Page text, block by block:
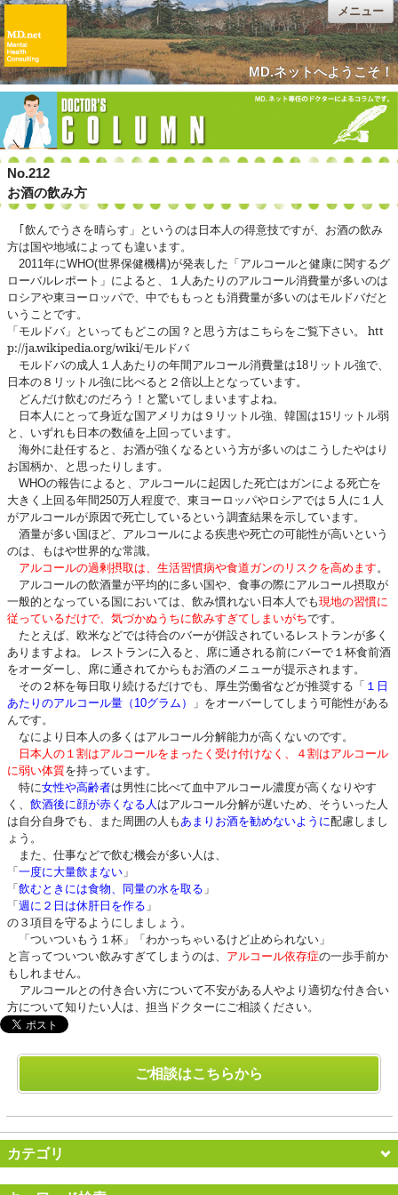
MD.ネットへようこそ！
メニュー
No.212
お酒の飲み方
｢飲んでうさを晴らす」というのは日本人の得意技ですが、お酒の飲み
方は国や地域によっても違います。
2011 年にWHO(世界保健機構)が発表した「アルコールと健康に関するグ
ローバルレポート」によると、１人あたりのアルコール消費量が多いのは
ロシアや東ヨーロッパで、中でももっとも消費量が多いのはモルドバだと
いうことです。
「モルドバ」といってもどこの国？と思う方はこちらをご覧下さい。 htt
p://ja.wikipedia.org/wiki/モルドバ
モルドバの成人１人あたりの年間アルコール消費量は18 リットル強で、
日本の８リットル強に比べると２倍以上となっています。
どんだけ飲むのだろう！と驚いてしまいますよね。
日本人にとって身近な国アメリカは９リットル強、韓国は15リットル弱
と、いずれも日本の数値を上回っています。
海外に赴任すると、お酒が強くなるという方が多いのはこうしたやはり
お国柄か、と思ったりします。
WHOの報告によると、アルコールに起因した死亡はガンによる死亡を
大きく上回る年間250万人程度で、東ヨーロッパやロシアでは５人に１人
がアルコールが原因で死亡しているという調査結果を示しています。
酒量が多い国ほど、アルコールによる疾患や死亡の可能性が高いという
のは、もはや世界的な常識。
アルコールの過剰摂取は、生活習慣病や食道ガンのリスクを高めます。
アルコールの飲酒量が平均的に多い国や、食事の際にアルコール摂取が
一般的となっている国においては、飲み慣れない日本人でも現地の習慣に
従っているだけで、気づかぬうちに飲みすぎてしまいがちです。
たとえば、欧米などでは待合のバーが併設されているレストランが多く
ありますよね。 レストランに入ると、席に通される前にバーで１杯食前酒
をオーダーし、席に通されてからもお酒のメニューが提示されます。
その２杯を毎日取り続けるだけでも、厚生労働省などが推奨する「 １日
あたりのアルコール量（ 10グラム）
」をオーバーしてしまう可能性がある
んです。
なにより日本人の多くはアルコール分解能力が高くないのです。
日本人の１割はアルコールをまったく受け付けなく、４割はアルコール
に弱い体質を持っています。
特に女性や高齢者は男性に比べて血中アルコール濃度が高くなりやす
く、 飲酒後に顔が赤くなる人はアルコール分解が遅いため、そういった人
は自分自身でも、また周囲の人もあまりお酒を勧めないように配慮しまし
ょう。
また、仕事などで飲む機会が多い人は、
「一度に大量飲まない 」
「飲むときには食物、同量の水を取る 」
「週に２日は休肝日を作る 」
の３項目を守るようにしましょう。
「ついついもう１杯」「わかっちゃいるけど止められない」
と言ってついつい飲みすぎてしまうのは、 アルコール依存症の一歩手前か
もしれません。
アルコールとの付き合い方について不安がある人やより適切な付き合い
方について知りたい人は、担当ドクターにご相談ください。
ご相談はこちらから
カテゴリ